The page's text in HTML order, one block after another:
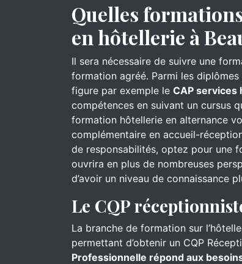
Quelles
en hôtellerie à
Il sera nécessaire de suivre une
formation agréé. Parmi les
figure par exemple le CAP services
compétences en suivant un cursus
formation hôtellerie en alternance
complémentaire en accueil-
de responsabilités, optez pour une
ouvrira en plus de nombreuses
d’avoir un niveau de connaissance
Le CQP
La branche de formation sur
permettant d’obtenir un CQP
Professionnelle répond aux